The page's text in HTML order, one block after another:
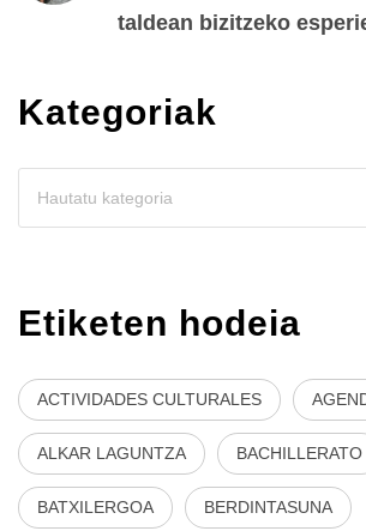
taldean bizitzeko
Kategoriak
Etiketen hodeia
ACTIVIDADES CULTURALES
ALKAR LAGUNTZA BACHILLERATO
BATXILERGOA BERDINTASUNA